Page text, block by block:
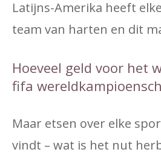
Latijns-Amerika heeft
team van harten en dit
Hoeveel geld voor het
fifa
Maar etsen over elke
vindt – wat is het nut